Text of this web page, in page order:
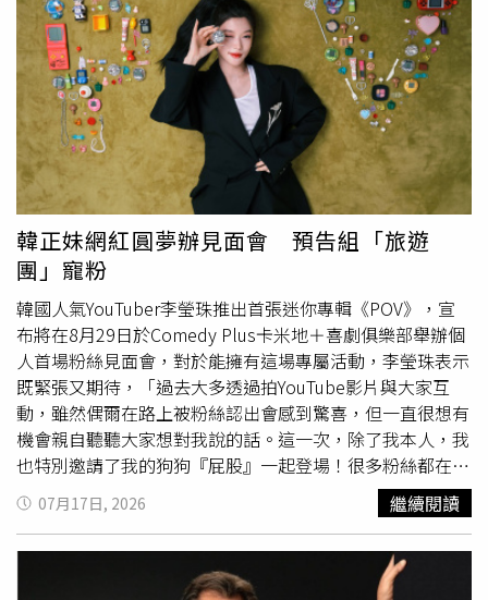
訪者普遍表示，收藏數量不多、平時也會開窗通風，加上沒
有出現身體異狀，因此並未特別在意。不過，隨著相關案例
陸續曝光，也讓收藏族開始重新檢視室內環境與收藏習慣。
Smithy）附近的奧德斯通穀倉（Odstone Barn）麥田。空
拍畫面曝光後迅速在網路流傳，專門記錄全球麥田圈的網站
Crop Circle Connector 也將其列為當日最新發現之一。從
高空俯瞰，整個圖案由大型同心圓包覆，中央則由大量交錯
排列的方格、直角線條及迴紋式幾何圖形組成，整體宛如一
座精密的大型迷宮。與過去常見的螺旋、放射狀麥田圈不
同，這次大量採用筆直線條與方形元素，因此格外引人注
目。對於圖案象徵意義，外界也出現各種不同解讀。有熟悉
凱爾特文化的網友認為，中央圖形相當神似象徵生命循環、
生生不息的「凱爾特結（Celtic Knot）」。也有靈性愛好
透過AI分析，認為外圓代表宇宙能量流動，內方象徵物質世
界與心智，中央迷宮則寓意內在覺醒，整體呈現「神聖幾
何」的意涵。不少台灣網友認為麥田圈中央圖樣與故宮南院
Logo高度相似，相關討論也釣出故宮小編回應。（圖／翻
攝自threads ，@10dotdecryption）另一方面，也有人聯
想到東方文化，認為圖案帶有中國古代「天圓地方」概念，
或像傳統窗花、織錦紋樣。不過，當照片傳到台灣後，討論
焦點卻意外大轉彎，許多網友一致認為，中央圖樣與故宮南
院Logo幾乎如出一轍，紛紛笑稱「故宮把廣告做到英國去
了嗎？」、「外星人是不是來地球考古？」、「原來故宮在
宇宙也有知名度」。除了故宮Logo外，也有網友發揮創
意，笑稱圖案像外星人的QR Code、平行宇宙入口、中華電
韓正妹網紅圓夢辦見面會 預告組「旅遊
團」寵粉
韓國人氣YouTuber李瑩珠推出首張迷你專輯《POV》，宣
布將在8月29日於Comedy Plus卡米地＋喜劇俱樂部舉辦個
人首場粉絲見面會，對於能擁有這場專屬活動，李瑩珠表示
既緊張又期待，「過去大多透過拍YouTube影片與大家互
動，雖然偶爾在路上被粉絲認出會感到驚喜，但一直很想有
機會親自聽聽大家想對我說的話。這一次，除了我本人，我
也特別邀請了我的狗狗『屁股』一起登場！很多粉絲都在敲
碗想見牠本狗，這次終於能讓牠跟大家正式打招呼了。」談
及過往與粉絲互動的深刻回憶，李瑩珠透露曾與粉絲相約至
流浪狗之家擔任義工，那一趟行程讓她印象極為深刻，感性
地說：「那次的經歷非常有意義，我也意外發現支持我的粉
07月17日, 2026 繼續閱讀